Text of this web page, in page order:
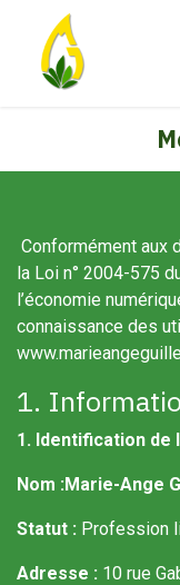
Se rendre au contenu
Conformément
la Loi n° 2004-575
l’économie
connaissance des
1.
1. Identification de
Nom :Marie-Ange
Statut : Profession
Adresse : 10 rue